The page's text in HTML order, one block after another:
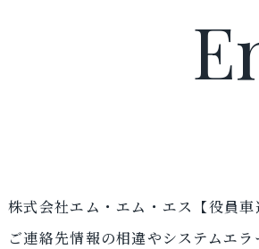
株式会社エム・エム・エス【役員
ご連絡先情報の相違やシステムエ